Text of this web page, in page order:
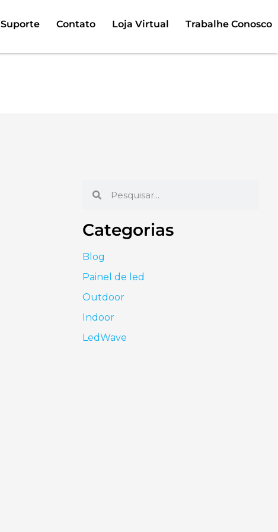
Suporte Contato Loja Virtual Trabalhe Conosco
Categorias
Blog
Painel de led
Outdoor
Indoor
LedWave